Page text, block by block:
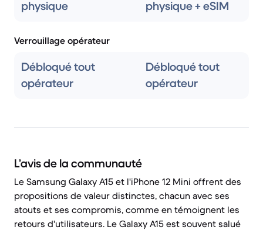
physique physique + eSIM
Verrouillage opérateur
Débloqué tout
opérateur
Débloqué tout
opérateur
L’avis de la communauté
Le Samsung Galaxy A15 et l'iPhone 12 Mini offrent des
propositions de valeur distinctes, chacun avec ses
atouts et ses compromis, comme en témoignent les
retours d'utilisateurs. Le Galaxy A15 est souvent salué